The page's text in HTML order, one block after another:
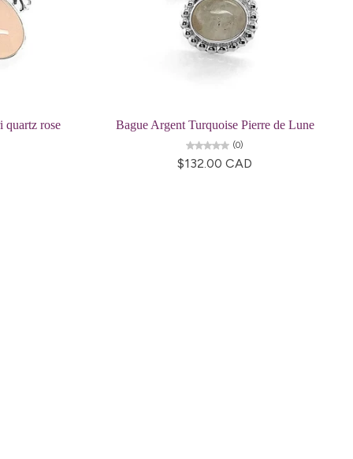
quartz rose
Bague Argent Turquoise Pierre de Lune
(0)
$132.00 CAD